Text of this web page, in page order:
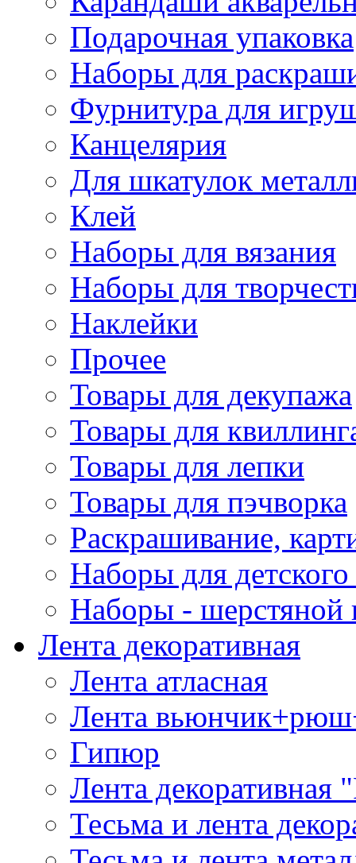
Подарочная упаковка
Наборы для
Фурнитура для
Канцелярия
Для шкатулок
Клей
Наборы для вязания
Наборы для
Наклейки
Прочее
Товары для декупажа
Товары для
Товары для лепки
Товары для пэчворка
Раскрашивание,
Наборы для
Наборы - шерстяной
Лента декоративная
Лента атласная
Лента
Гипюр
Лента декоративная
Тесьма и лента